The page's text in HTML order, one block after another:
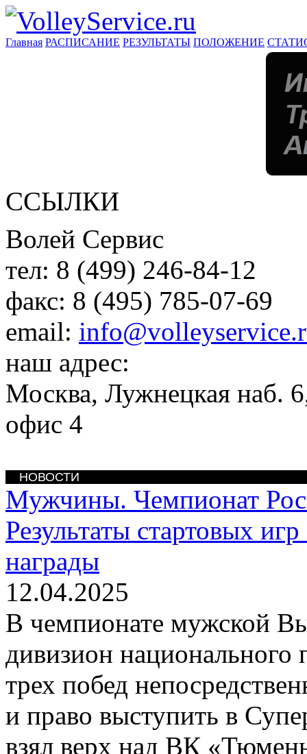
Главная РАСПИСАНИЕ РЕЗУЛЬТАТЫ ПОЛОЖЕНИЕ
ССЫЛКИ
Волей Сервис
тел: 8 (499) 246-84-12
факс: 8 (495) 785-07-69
email:
наш адрес:
Москва, Лужнецкая наб.
офис 4
НОВОСТИ
Мужчины. Чемпионат
Результаты стартовых
награды
12.04.2025
В чемпионате мужской
дивизион национального
трех побед
и право выступить в
взял верх над ВК